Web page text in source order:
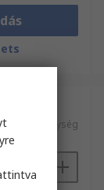
1757 Ft/egység